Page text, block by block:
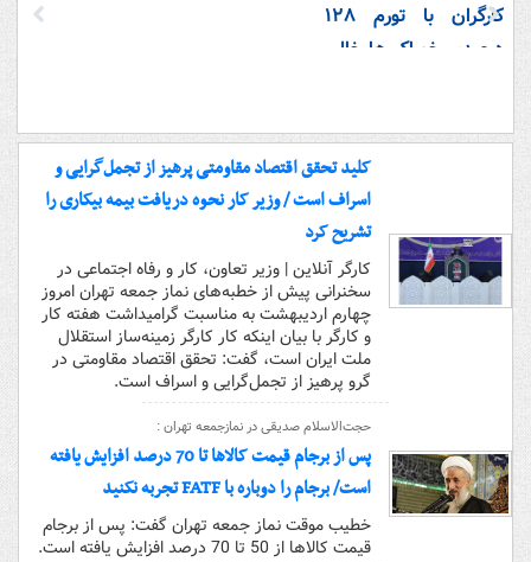
کارگران با تورم ۱۲۸
درصدی خوراکی‌ها خالی
کلید تحقق اقتصاد مقاومتی پرهیز از تجمل‌گرایی و
اسراف است / وزیر کار نحوه دریافت بیمه بیکاری را
تشریح کرد
کارگر آنلاین | وزیر تعاون، کار و رفاه اجتماعی در
سخنرانی پیش از خطبه‌های نماز جمعه تهران امروز
چهارم اردیبهشت به مناسبت گرامیداشت هفته کار
و کارگر با بیان اینکه کار کارگر زمینه‌ساز استقلال
ملت ایران است، گفت: تحقق اقتصاد مقاومتی در
گرو پرهیز از تجمل‌گرایی و اسراف است.
حجت‌الاسلام صدیقی در نمازجمعه تهران :
پس از برجام قیمت کالاها تا 70 درصد افزایش یافته
است/ برجام را دوباره با FATF تجربه نکنید
خطیب موقت نماز جمعه تهران گفت: پس از برجام
قیمت‌ کالاها از 50 تا 70 درصد افزایش یافته است.